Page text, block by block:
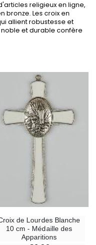
religieux en ligne,
bronze. Les croix en
allient robustesse et
et durable confère
de Lourdes Blanche
10 cm - Médaille des
Apparitions
-20%
€12.00 €9.60